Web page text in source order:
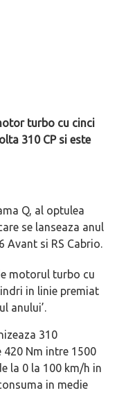
turbo cu cinci
310 CP si este
Q, al optulea
se lanseaza anul
Avant si RS Cabrio.
motorul turbo cu
in linie premiat
anului’.
310
420 Nm intre 1500
la 0 la 100 km/h in
in medie